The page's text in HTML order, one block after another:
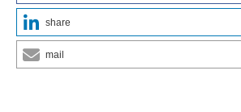
share
mail